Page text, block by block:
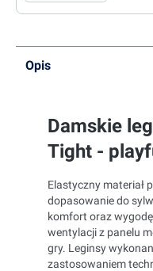
Opis
Damskie
Tight -
Elastyczny materiał
dopasowanie do
komfort oraz
wentylacji z panelu
gry. Leginsy
zastosowaniem